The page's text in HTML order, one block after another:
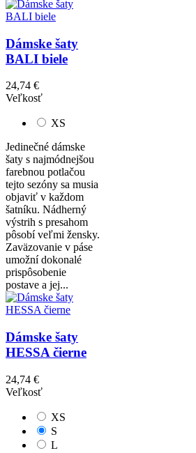
Dámske šaty
BALI biele
24,74 €
Veľkosť
XS
Jedinečné dámske
šaty s najmódnejšou
farebnou potlačou
tejto sezóny sa musia
objaviť v každom
šatníku. Nádherný
výstrih s presahom
pôsobí veľmi žensky.
Zaväzovanie v páse
umožní dokonalé
prispôsobenie
postave a jej...
Dámske šaty
HESSA čierne
24,74 €
Veľkosť
XS
S
L